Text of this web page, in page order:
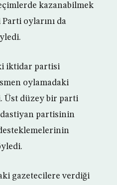
kazanabilmek
oylarını da
iktidar partisi
oylamadaki
Üst düzey bir parti
partisinin
desteklemelerinin
gazetecilere verdiği